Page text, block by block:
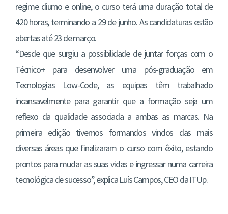
regime diurno e online, o curso terá uma duração total de
420 horas, terminando a 29 de junho. As candidaturas estão
abertas até 23 de março.
“Desde que surgiu a possibilidade de juntar forças com o
Técnico+ para desenvolver uma pós-graduação em
Tecnologias Low-Code, as equipas têm trabalhado
incansavelmente para garantir que a formação seja um
reflexo da qualidade associada a ambas as marcas. Na
primeira edição tivemos formandos vindos das mais
diversas áreas que finalizaram o curso com êxito, estando
prontos para mudar as suas vidas e ingressar numa carreira
tecnológica de sucesso”, explica Luís Campos, CEO da ITUp.